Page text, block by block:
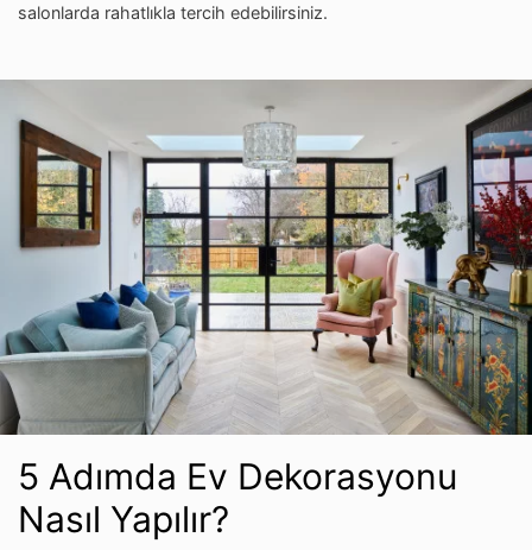
salonlarda rahatlıkla tercih edebilirsiniz.
5 Adımda Ev Dekorasyonu
Nasıl Yapılır?